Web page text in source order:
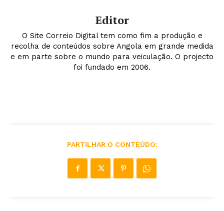
Editor
O Site Correio Digital tem como fim a produção e
recolha de conteúdos sobre Angola em grande medida
e em parte sobre o mundo para veiculação. O projecto
foi fundado em 2006.
PARTILHAR O CONTEÚDO: